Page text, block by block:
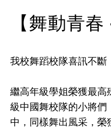
【舞動青春
我校舞蹈校隊喜訊不斷
繼高年級學姐榮獲最
級中國舞校隊的小將
中，同樣舞出風采，榮